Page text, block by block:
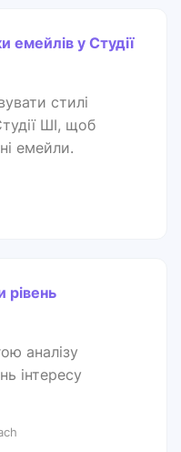
емейлів у Студії
стилі
ШІ, щоб
емейли.
рівень
аналізу
інтересу